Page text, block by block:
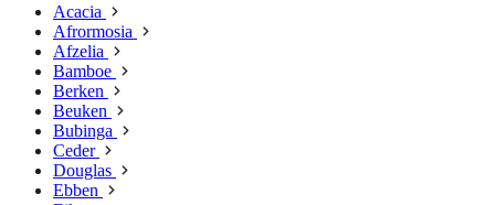
Acacia
Afrormosia
Afzelia
Bamboe
Berken
Beuken
Bubinga
Ceder
Douglas
Ebben